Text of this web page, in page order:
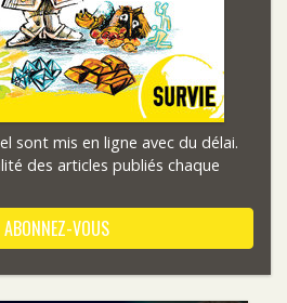
sont mis en ligne avec du délai.
des articles publiés chaque
ABONNEZ-VOUS